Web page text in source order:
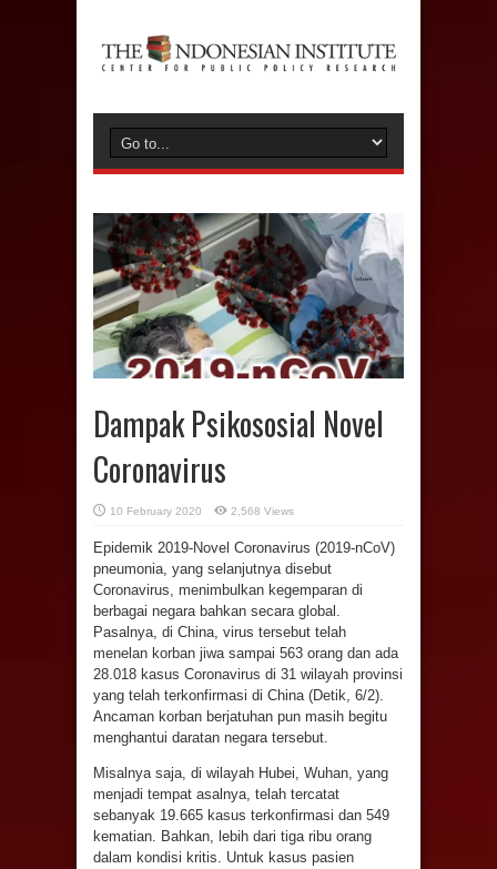
Dampak Psikososial Novel
Coronavirus
10 February 2020 2,568 Views
Epidemik 2019-Novel Coronavirus (2019-nCoV)
pneumonia, yang selanjutnya disebut
Coronavirus, menimbulkan kegemparan di
berbagai negara bahkan secara global.
Pasalnya, di China, virus tersebut telah
menelan korban jiwa sampai 563 orang dan ada
28.018 kasus Coronavirus di 31 wilayah provinsi
yang telah terkonfirmasi di China (Detik, 6/2).
Ancaman korban berjatuhan pun masih begitu
menghantui daratan negara tersebut.
Misalnya saja, di wilayah Hubei, Wuhan, yang
menjadi tempat asalnya, telah tercatat
sebanyak 19.665 kasus terkonfirmasi dan 549
kematian. Bahkan, lebih dari tiga ribu orang
dalam kondisi kritis. Untuk kasus pasien